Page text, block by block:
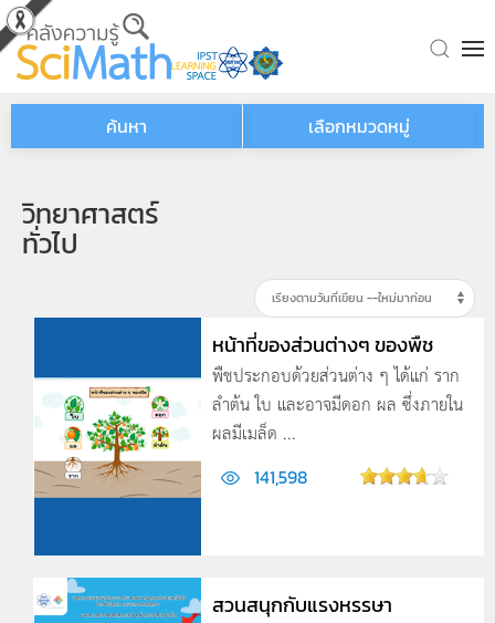
Skip to main content
ค้นหา เลือกหมวดหมู่
วิทยาศาสตร์
ทั่วไป
หน้าที่ของส่วนต่างๆ ของพืช
พืชประกอบด้วยส่วนต่าง ๆ ได้แก่ ราก
ลำต้น ใบ และอาจมีดอก ผล ซึ่งภายใน
ผลมีเมล็ด ...
141,598
สวนสนุกกับแรงหรรษา